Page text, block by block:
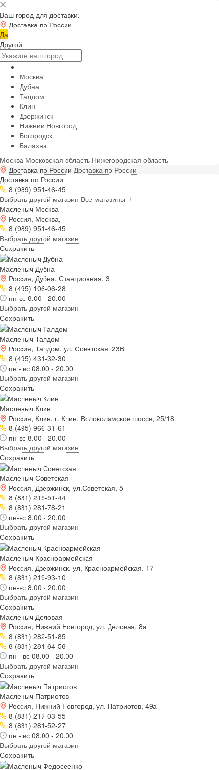
Ваш город для доставки:
Доставка по России
Да
Другой
Москва
Дубна
Талдом
Клин
Дзержинск
Нижний Новгород
Богородск
Балахна
Москва Московская область Нижегородская область
Доставка по России Доставка по России
Доставка по России
8 (989) 951-46-45
Выбрать другой магазин Все магазины
Масленыч Москва
Россия, Москва,
8 (989) 951-46-45
Выбрать другой магазин
Сохранить
Масленыч Дубна
Россия, Дубна, Станционная, 3
8 (495) 106-06-28
пн-вс 8.00 - 20.00
Выбрать другой магазин
Сохранить
Масленыч Талдом
Россия, Талдом, ул. Советская, 23В
8 (495) 431-32-30
пн - вс 08.00 - 20.00
Выбрать другой магазин
Сохранить
Масленыч Клин
Россия, Клин, г. Клин, Волоколамское шоссе, 25/18
8 (495) 966-31-61
пн-вс 8.00 - 20.00
Выбрать другой магазин
Сохранить
Масленыч Советская
Россия, Дзержинск, ул.Советская, 5
8 (831) 215-51-44
8 (831) 281-78-21
пн-вс 8.00 - 20.00
Выбрать другой магазин
Сохранить
Масленыч Красноармейская
Россия, Дзержинск, ул. Красноармейская, 17
8 (831) 219-93-10
пн-вс 8.00 - 20.00
Выбрать другой магазин
Сохранить
Масленыч Деловая
Россия, Нижний Новгород, ул. Деловая, 8а
8 (831) 282-51-85
8 (831) 281-64-56
пн - вс 08.00 - 20.00
Выбрать другой магазин
Сохранить
Масленыч Патриотов
Россия, Нижний Новгород, ул. Патриотов, 49а
8 (831) 217-03-55
8 (831) 281-52-27
пн - вс 08.00 - 20.00
Выбрать другой магазин
Сохранить